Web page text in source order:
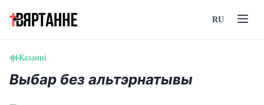
RU
Казанні
Выбар без альтэрнатывы